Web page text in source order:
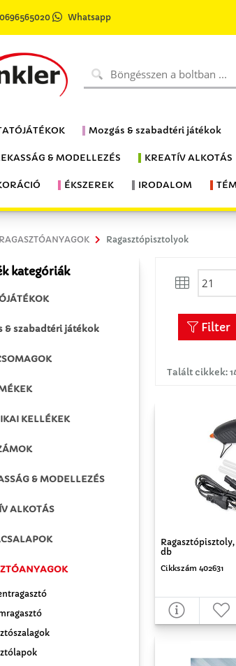
0696565020 Whatsapp
Mozgás & szabadtéri játékok
& MODELLEZÉS KREATÍV ALKOTÁS
ÉKSZEREK IRODALOM
RAGASZTÓANYAGOK Ragasztópisztolyok
kategóriák
& szabadtéri játékok
KELLÉKEK
& MODELLEZÉS
ALKOTÁS
Talált cikkek:
Filter
db
Cikkszám 402631